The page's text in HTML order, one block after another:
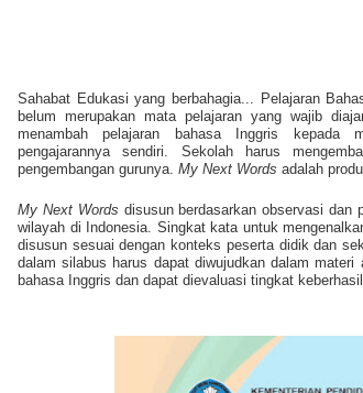
Sahabat Edukasi yang berbahagia... Pelajaran
belum merupakan mata pelajaran yang wajib
menambah pelajaran bahasa Inggris kepada
pengajarannya sendiri. Sekolah harus
pengembangan gurunya. My Next Words adalah
My Next Words disusun berdasarkan observasi dan
wilayah di Indonesia. Singkat kata untuk
disusun sesuai dengan konteks peserta didik dan
dalam silabus harus dapat diwujudkan dalam
bahasa Inggris dan dapat dievaluasi tingkat